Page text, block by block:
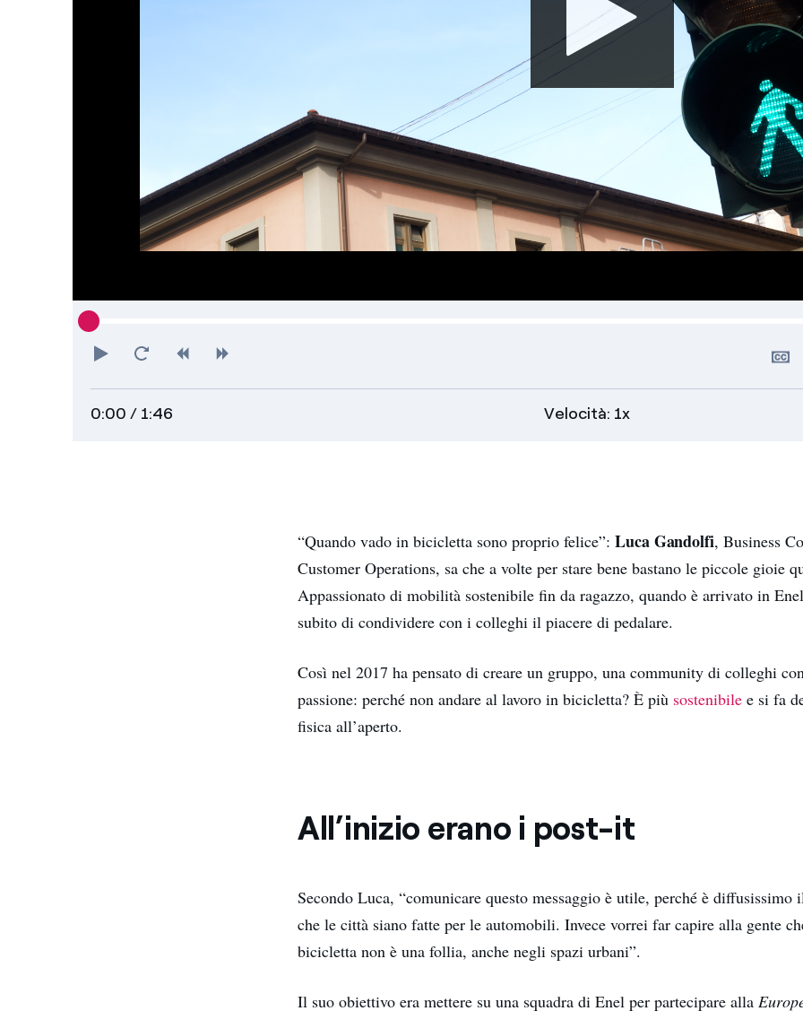
Riproduci
Torna
all'inizio
IndietroAvanti
0:00 / 1:46 Velocità: 1x
“Quando vado in bicicletta sono proprio felice”:Luca Gandolfi, Business
Customer Operations, sa che a volte per stare bene bastano le piccole gioie
Appassionato di mobilità sostenibile fin da ragazzo, quando è arrivato in
subito di condividere con i colleghi il piacere di pedalare.
Così nel 2017 ha pensato di creare un gruppo, una community di colleghi
passione: perché non andare al lavoro in bicicletta? È più sostenibile e si fa
fisica all’aperto.
All’inizio erano i post-it
Secondo Luca, “comunicare questo messaggio è utile, perché è
che le città siano fatte per le automobili. Invece vorrei far capire alla gente
bicicletta non è una follia, anche negli spazi urbani”.
Il suo obiettivo era mettere su una squadra di Enel per partecipare alla